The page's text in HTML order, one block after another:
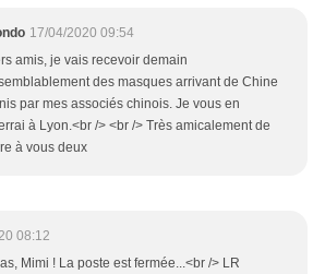
17/04/2020 09:54
amis, je vais recevoir demain
des masques arrivant de Chine
par mes associés chinois. Je vous en
à Lyon.<br /> <br /> Très amicalement de
à vous deux
08:12
Mimi ! La poste est fermée...<br /> LR